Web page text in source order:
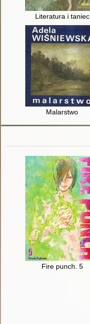
Literatura i taniec
Malarstwo
Fire punch. 5